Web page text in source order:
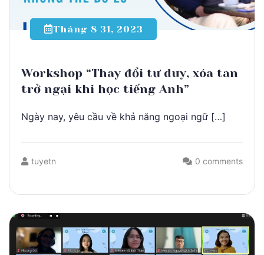
Tháng 8 31, 2023
Workshop “Thay đổi tư duy, xóa tan
trở ngại khi học tiếng Anh”
Ngày nay, yêu cầu về khả năng ngoại ngữ […]
tuyetn 0 comments